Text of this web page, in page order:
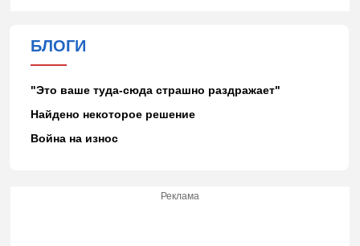
БЛОГИ
"Это ваше туда-сюда страшно раздражает"
Найдено некоторое решение
Война на износ
Реклама